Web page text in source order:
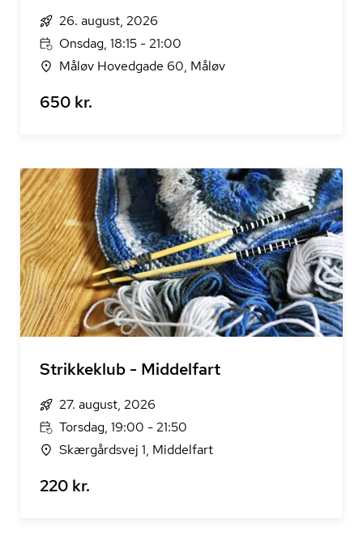
26. august, 2026
Onsdag, 18:15 - 21:00
Måløv Hovedgade 60, Måløv
650 kr.
Strikkeklub - Middelfart
27. august, 2026
Torsdag, 19:00 - 21:50
Skærgårdsvej 1, Middelfart
220 kr.